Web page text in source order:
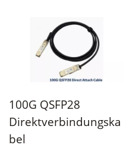
100G QSFP28
Direktverbindungska
Bel